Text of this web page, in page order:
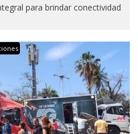
para brindar conectividad